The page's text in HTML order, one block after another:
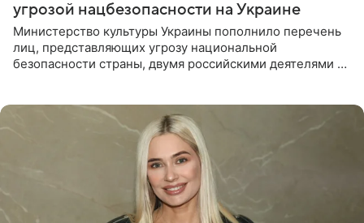
угрозой нацбезопасности на Украине
Министерство культуры Украины пополнило перечень
лиц, представляющих угрозу национальной
безопасности страны, двумя российскими деятелями —